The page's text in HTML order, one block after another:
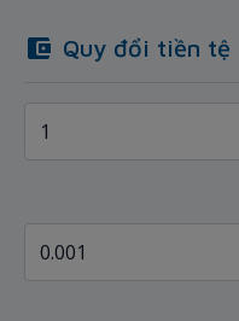
Quy đổi tiền tệ